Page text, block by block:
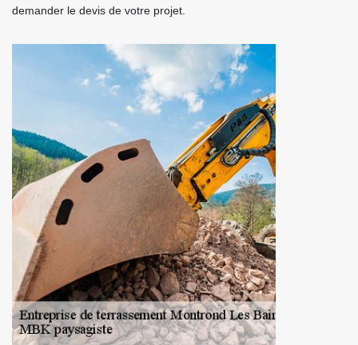
demander le devis de votre projet.